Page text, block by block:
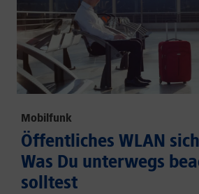
Mobilfunk
Öffentliches WLAN
Was Du unterwegs
solltest